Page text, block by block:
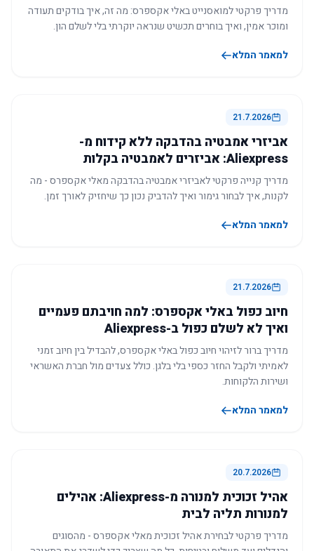
מדריך פרקטי למואסנייט באלי אקספרס: מה זה, איך בודקים תעודה
ומוכר אמין, ואיך בוחרים תכשיט שנראה יוקרתי בלי לשלם הון.
למאמר המלא
21.7.2026
אביזרי אמבטיה בהדבקה ללא קידוח מ-
Aliexpress: אביזרים לאמבטיה בקלות
מדריך קנייה פרקטי לאביזרי אמבטיה בהדבקה מאלי אקספרס - מה
לקנות, איך לבחור גימור ואיך להדביק נכון כך שיחזיק לאורך זמן.
למאמר המלא
21.7.2026
חיוב כפול באלי אקספרס: למה חויבתם פעמיים
ואיך לא לשלם כפול ב-Aliexpress
מדריך ברור לזיהוי חיוב כפול באלי אקספרס, להבדיל בין חיוב זמני
לאמיתי ולקבל החזר כספי בלי בלגן. כולל צעדים מול חברת האשראי
ושירות הלקוחות.
למאמר המלא
20.7.2026
אהיל זכוכית למנורה מ-Aliexpress: אהילים
למנורות תליה לבית
מדריך פרקטי לבחירת אהיל זכוכית מאלי אקספרס - מהסוגים